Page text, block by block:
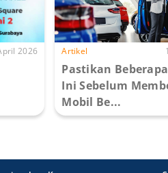
2026 Artikel
Pastikan
Ini Sebelum
Mobil Be...